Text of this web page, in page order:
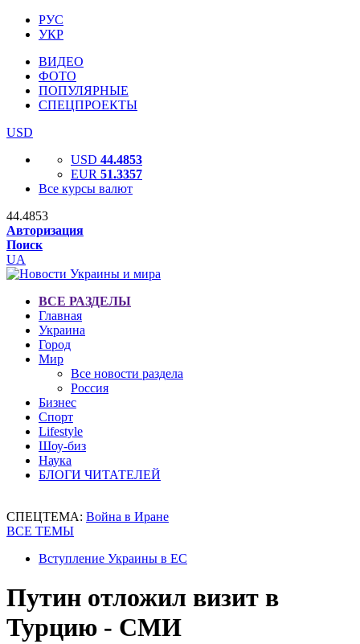
РУС
УКР
ВИДЕО
ФОТО
ПОПУЛЯРНЫЕ
СПЕЦПРОЕКТЫ
USD
USD 44.4853
EUR 51.3357
Все курсы валют
44.4853
Авторизация
Поиск
UA
ВСЕ РАЗДЕЛЫ
Главная
Украина
Город
Мир
Все новости раздела
Россия
Бизнес
Спорт
Lifestyle
Шоу-биз
Наука
БЛОГИ ЧИТАТЕЛЕЙ
СПЕЦТЕМА: Война в Иране
ВСЕ ТЕМЫ
Вступление Украины в ЕС
Путин отложил визит в
Турцию - СМИ